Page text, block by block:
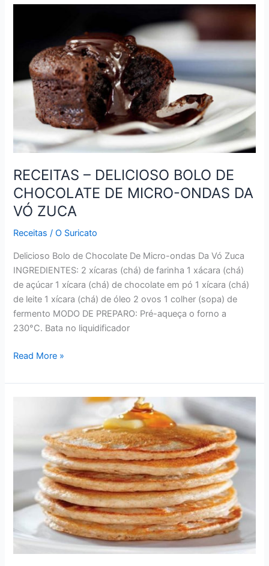
DADINHOS
CALDA
DE
LARANJA
RECEITAS – DELICIOSO BOLO DE
CHOCOLATE DE MICRO-ONDAS DA
VÓ ZUCA
Receitas /O Suricato
Delicioso Bolo de Chocolate De Micro-ondas Da Vó Zuca
INGREDIENTES: 2 xícaras (chá) de farinha 1 xácara (chá)
de açúcar 1 xícara (chá) de chocolate em pó 1 xícara (chá)
de leite 1 xícara (chá) de óleo 2 ovos 1 colher (sopa) de
fermento MODO DE PREPARO: Pré-aqueça o forno a
230°C. Bata no liquidificador
RECEITAS
DELICIOSO
CHOCOLATE
MICRO-
ONDAS
VÓ
ZUCA
Read More »